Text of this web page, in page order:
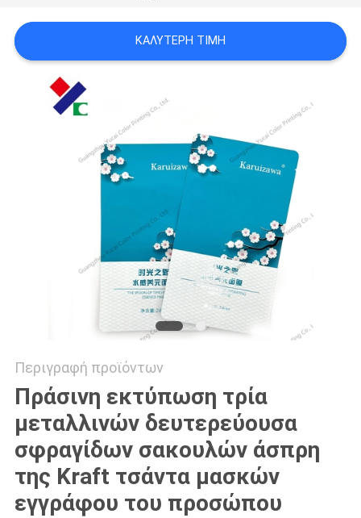
ΚΑΛΎΤΕΡΗ ΤΙΜΉ
Περιγραφή προϊόντων
Πράσινη εκτύπωση τρία
μεταλλινών δευτερεύουσα
σφραγίδων σακουλών άσπρη
της Kraft τσάντα μασκών
εγγράφου του προσώπου